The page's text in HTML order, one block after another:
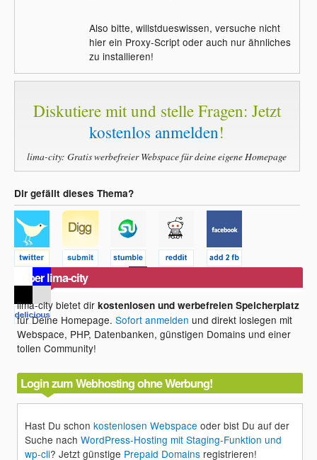
Also bitte, willstdueswissen, versuche nicht
hier ein Proxy-Script oder auch nur ähnliches
zu installieren!
Diskutiere mit und stelle Fragen: Jetzt
kostenlos anmelden!
lima-city: Gratis werbefreier Webspace für deine eigene Homepage
Dir gefällt dieses Thema?
Über lima-city
lima-city bietet dirkostenlosen und werbefreien Speicherplatz
für Deine Homepage.Sofort anmelden und direkt loslegen mit
Webspace, PHP, Datenbanken, günstigen Domains und einer
tollen Community!
Login zum Webhosting ohne Werbung!
Hast Du schonkostenlosen Webspace oder bist Du auf der
Suche nachWordPress-Hosting mit Staging-Funktion und
wp-cli? Jetzt günstige Prepaid Domains registrieren!